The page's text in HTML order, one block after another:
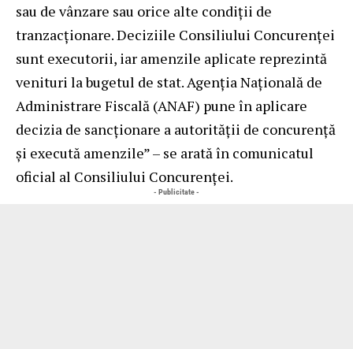
sau de vânzare sau orice alte condiții de
tranzacționare. Deciziile Consiliului Concurenței
sunt executorii, iar amenzile aplicate reprezintă
venituri la bugetul de stat. Agenţia Naţională de
Administrare Fiscală (ANAF) pune în aplicare
decizia de sancționare a autorității de concurență
și execută amenzile” – se arată în comunicatul
oficial al Consiliului Concurenței.
- Publicitate -